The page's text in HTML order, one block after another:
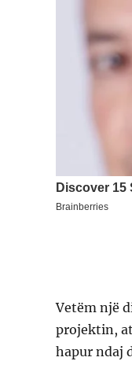
Vetëm një
projektin,
hapur ndaj